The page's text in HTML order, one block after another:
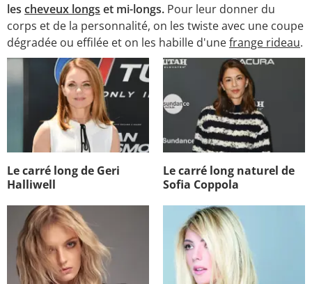
les cheveux longs et mi-longs. Pour leur donner du
corps et de la personnalité, on les twiste avec une coupe
dégradée ou effilée et on les habille d'unefrange rideau.
Le carré long de Geri
Halliwell
Le carré long naturel de
Sofia Coppola